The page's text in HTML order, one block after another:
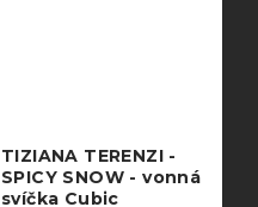
TIZIANA TERENZI -
SPICY SNOW - vonná
svíčka Cubic